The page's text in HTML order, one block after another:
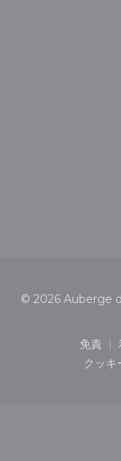
© 2026 Auberge
免責
((新
クッキ